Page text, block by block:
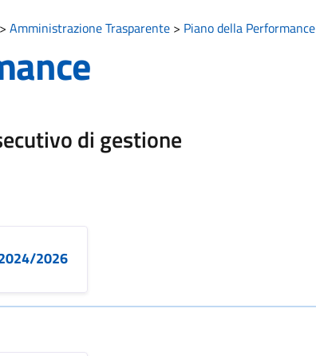
> Amministrazione Trasparente > Piano della Performance
di gestione
2026